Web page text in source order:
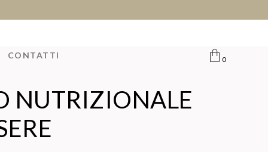
0
CONTATTI
NUTRIZIONALE